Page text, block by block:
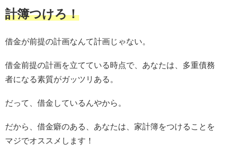
計簿つけろ！
借金が前提の計画なんて計画じゃない。
借金前提の計画を立てている時点で、あなたは、多重債務
者になる素質がガッツリある。
だって、借金しているんやから。
だから、借金癖のある、あなたは、家計簿をつけることを
マジでオススメします！